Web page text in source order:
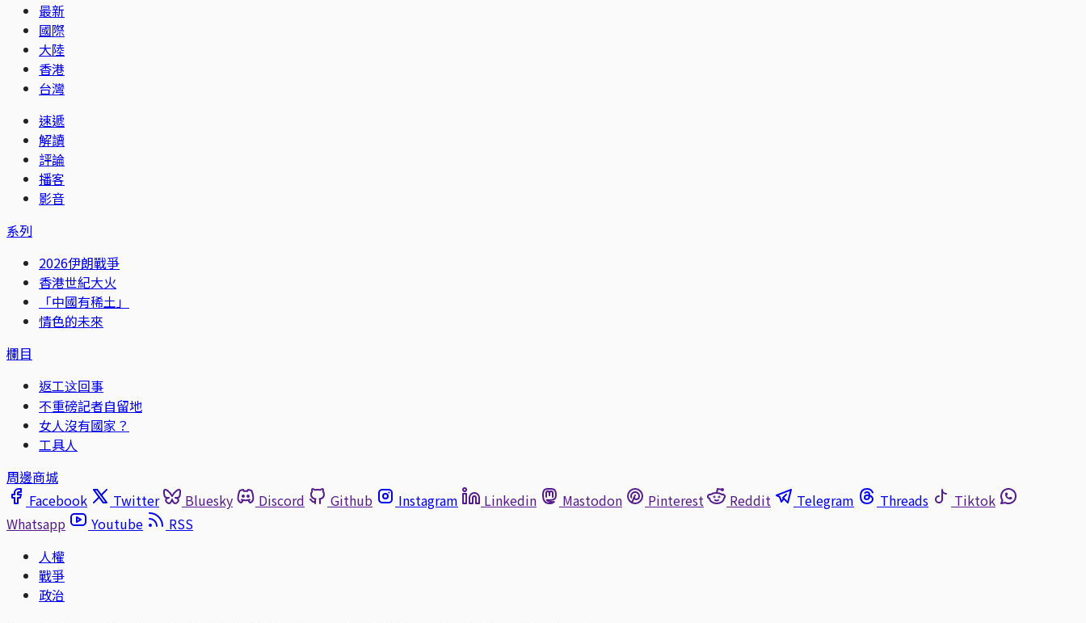
最新
國際
大陸
香港
台灣
速遞
解讀
評論
播客
影音
系列
2026伊朗戰爭
香港世紀大火
「中國有稀土」
情色的未來
欄目
返工这回事
不重磅記者自留地
女人沒有國家？
工具人
周邊商城
Facebook
Twitter Bluesky Discord Github Instagram Linkedin Mastodon Pinterest Reddit Telegram Threads
Tiktok
Whatsapp
Youtube
RSS
人權
戰爭
政治